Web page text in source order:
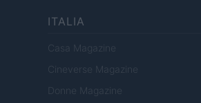
ITALIA
Casa Magazine
Cineverse Magazine
Donne Magazine